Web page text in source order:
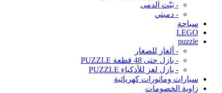
- بَيْت الدمى
- دميتي
سباحة
LEGO
puzzle
- ألغاز للصغار
- بازل حتى 48 قطعة PUZZLE
- بازل لغز للأذكياء PUZZLE
سيارات وماتورات كهربائية
زاوية الخصومات